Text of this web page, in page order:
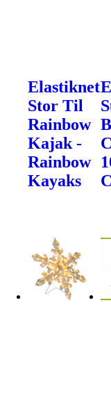
Elastiknet
Stor Til
Rainbow
Kajak -
Rainbow
Kayaks